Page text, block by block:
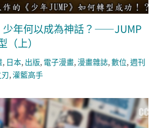
少年何以成為神話？——JUMP
上）
, 日本,出版,電子漫畫,漫畫雜誌,數位,週刊
,灌籃高手